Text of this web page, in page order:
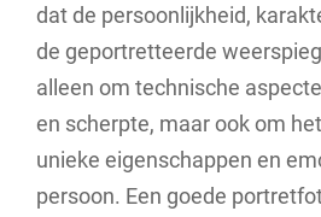
dat de persoonlijkheid,
de geportretteerde
alleen om technische
en scherpte, maar ook om
unieke eigenschappen en
persoon. Een goede